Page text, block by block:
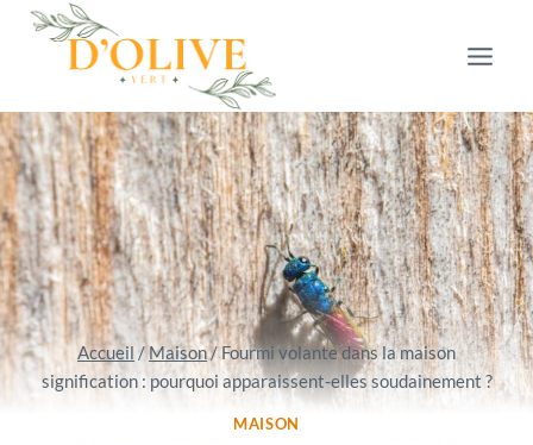
Aller
Accueil /Maison/ Fourmi volante dans la maison
signification : pourquoi apparaissent-elles soudainement ?
MAISON